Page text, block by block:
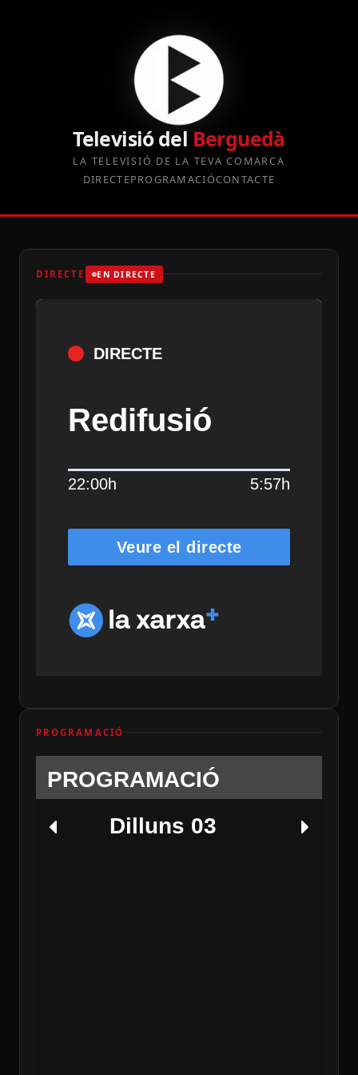
Televisió del Berguedà
LA TELEVISIÓ DE LA TEVA COMARCA
DIRECTEPROGRAMACIÓCONTACTE
DIRECTE EN DIRECTE
DIRECTE
Redifusió
22:00h 5:57h
Veure el directe
PROGRAMACIÓ
PROGRAMACIÓ
Dilluns 03